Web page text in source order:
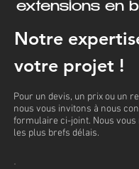
extensions en
Notre
votre projet !
Pour un devis, un prix ou un
nous vous invitons à nous
formulaire ci-joint. Nous
les plus brefs délais.